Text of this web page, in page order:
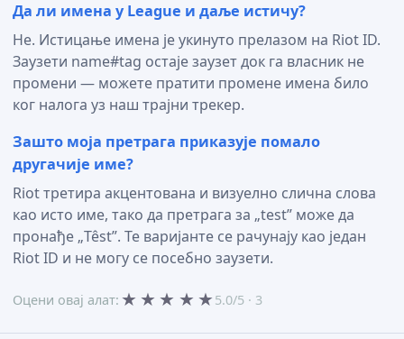
Да ли имена у League и даље истичу?
Не. Истицање имена је укинуто прелазом на Riot ID.
Заузети name#tag остаје заузет док га власник не
промени — можете пратити промене имена било
ког налога уз наш трајни трекер.
Зашто моја претрага приказује помало
другачије име?
Riot третира акцентована и визуелно слична слова
као исто име, тако да претрага за „test” може да
пронађе „Têst”. Те варијанте се рачунају као један
Riot ID и не могу се посебно заузети.
Оцени овај алат: ★ ★ ★ ★ ★ 5.0/5 · 3